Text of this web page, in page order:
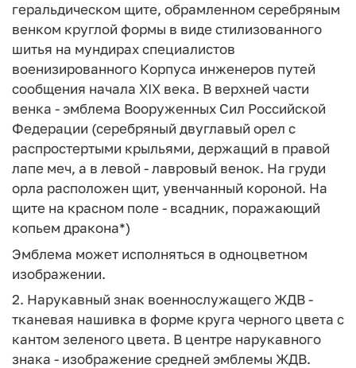
геральдическом щите, обрамленном серебряным
венком круглой формы в виде стилизованного
шитья на мундирах специалистов
военизированного Корпуса инженеров путей
сообщения начала XIX века. В верхней части
венка - эмблема Вооруженных Сил Российской
Федерации (серебряный двуглавый орел с
распростертыми крыльями, держащий в правой
лапе меч, а в левой - лавровый венок. На груди
орла расположен щит, увенчанный короной. На
щите на красном поле - всадник, поражающий
копьем дракона*)
Эмблема может исполняться в одноцветном
изображении.
2. Нарукавный знак военнослужащего ЖДВ -
тканевая нашивка в форме круга черного цвета с
кантом зеленого цвета. В центре нарукавного
знака - изображение средней эмблемы ЖДВ.